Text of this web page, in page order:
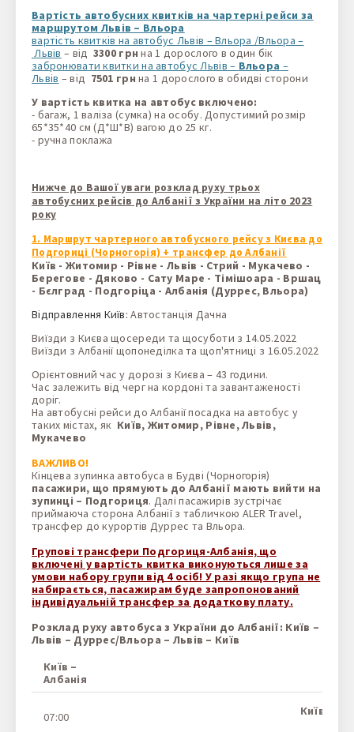
Вартість автобусних квитків на чартерні рейси за
маршрутом Львів – Вльора
вартість квитків на автобус Львів – Вльора /Вльора –
Львів – від 3300 грн на 1 дорослого в один бік
забронювати квитки на автобус Львів – Вльора –
Львів – від 7501 грн на 1 дорослого в обидві сторони
У вартість квитка на автобус включено:
- багаж, 1 валіза (сумка) на особу. Допустимий розмір
65*35*40 см (Д*Ш*В) вагою до 25 кг.
- ручна поклажа
Нижче до Вашої уваги розклад руху трьох
автобусних рейсів до Албанії з України на літо 2023
року
1. Маршрут чартерного автобусного рейсу з Києва до
Подгориці (Чорногорія) + трансфер до Албанії
Київ - Житомир - Рівне - Львів - Стрий - Мукачево -
Берегове - Дяково - Сату Маре - Тімішоара - Вршац
- Бєлград - Подгоріца - Албанія (Дуррес, Вльора)
Відправлення Київ:Автостанція Дачна
Виїзди з Києва щосереди та щосуботи з 14.05.2022
Виїзди з Албанії щопонеділка та щоп'ятниці з 16.05.2022
Орієнтовний час у дорозі з Києва – 43 години.
Час залежить від черг на кордоні та завантаженості
доріг.
На автобусні рейси до Албанії посадка на автобус у
таких містах, як Київ, Житомир, Рівне, Львів,
Мукачево
ВАЖЛИВО!
Кінцева зупинка автобуса в Будві (Чорногорія)
пасажири, що прямують до Албанії мають вийти на
зупинці – Подгориця. Далі пасажирів зустрічає
приймаюча сторона Албанії з табличкою ALER Travel,
трансфер до курортів Дуррес та Вльора.
Групові трансфери Подгориця-Албанія, що
включені у вартість квитка виконуються лише за
умови набору групи від 4 осіб! У разі якщо група не
набирається, пасажирам буде запропонований
індивідуальній трансфер за додаткову плату.
Розклад руху автобуса з України до Албанії: Київ –
Львів – Дуррес/Вльора – Львів – Київ
Київ –
Албанія
07:00 Київ,